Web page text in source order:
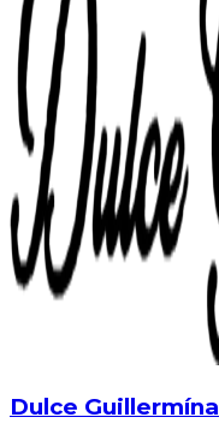
Dulce Guillermína